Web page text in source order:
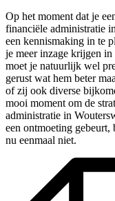
Op het moment dat je
financiële administratie
een kennismaking in te
je meer inzage krijgen
moet je natuurlijk wel
gerust wat hem beter
of zij ook diverse
mooi moment om de
administratie in
een ontmoeting
nu eenmaal niet.